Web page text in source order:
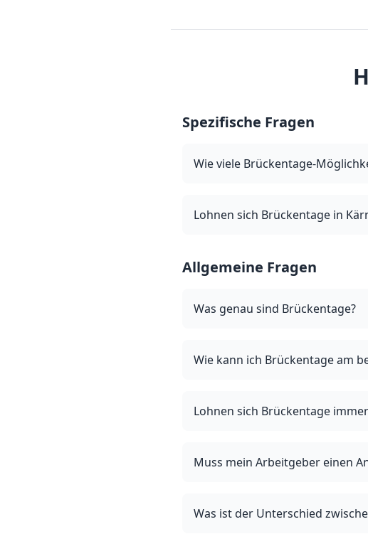
Spezifische Fragen
Wie viele Brückentage-
Lohnen sich Brückentage in
Allgemeine Fragen
Was genau sind Brückentage?
Wie kann ich Brückentage am
Lohnen sich Brückentage
Muss mein Arbeitgeber einen
Was ist der Unterschied